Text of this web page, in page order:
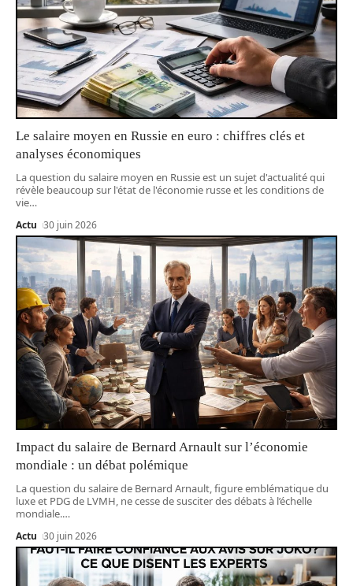
Le salaire moyen en Russie en euro : chiffres clés et
analyses économiques
La question du salaire moyen en Russie est un sujet d'actualité qui
révèle beaucoup sur l'état de l'économie russe et les conditions de
vie…
Actu 30 juin 2026
Impact du salaire de Bernard Arnault sur l’économie
mondiale : un débat polémique
La question du salaire de Bernard Arnault, figure emblématique du
luxe et PDG de LVMH, ne cesse de susciter des débats à l’échelle
mondiale.…
Actu 30 juin 2026